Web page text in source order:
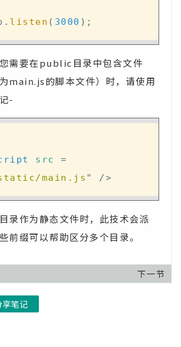
. listen ( 3000 ) ;
需要在public目录中包含文件
为main.js的脚本文件）时，请使用
-
src
=
main.js " />
录作为静态文件时，此技术会派
前缀可以帮助区分多个目录。
下一节
享笔记